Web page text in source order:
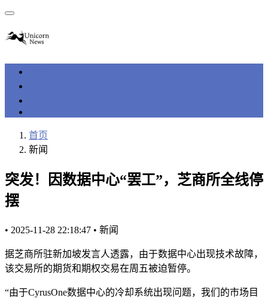
首页
新闻
突发！因数据中心“罢工”，芝商所全线停
摆
• 2025-11-28 22:18:47 • 新闻
据芝商所驻新加坡发言人透露，由于数据中心出现技术故障，
该交易所的期货和期权交易在周五被迫暂停。
“由于CyrusOne数据中心的冷却系统出现问题，我们的市场目